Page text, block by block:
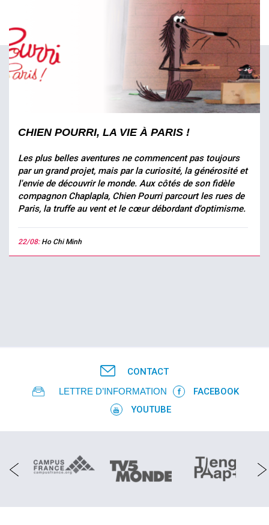
CHIEN POURRI, LA VIE À PARIS !
Les plus belles aventures ne commencent pas toujours
par un grand projet, mais par la curiosité, la générosité et
l'envie de découvrir le monde. Aux côtés de son fidèle
compagnon Chaplapla, Chien Pourri parcourt les rues de
Paris, la truffe au vent et le cœur débordant d'optimisme.
22/08: Ho Chi Minh
CONTACT
LETTRE D’INFORMATION
FACEBOOK
YOUTUBE